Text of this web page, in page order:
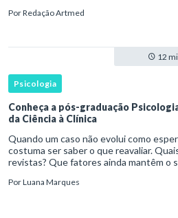
aprofundamento em ou a especializaçã
PorRedação Artmed
12
Psicologia
Conheça a pós-graduação
da Ciência à Clínica
Quando um caso não evolui como
costuma ser saber o que reavaliar.
revistas? Que fatores ainda mantêm o
necessidades d
PorLuana Marques